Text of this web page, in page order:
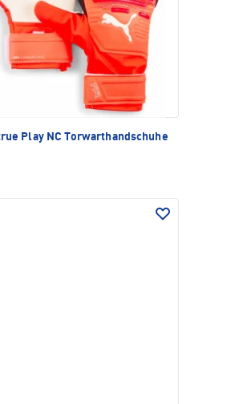
Play NC Torwarthandschuhe